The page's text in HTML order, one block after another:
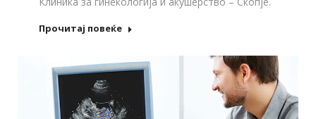
Прочитај повеќе